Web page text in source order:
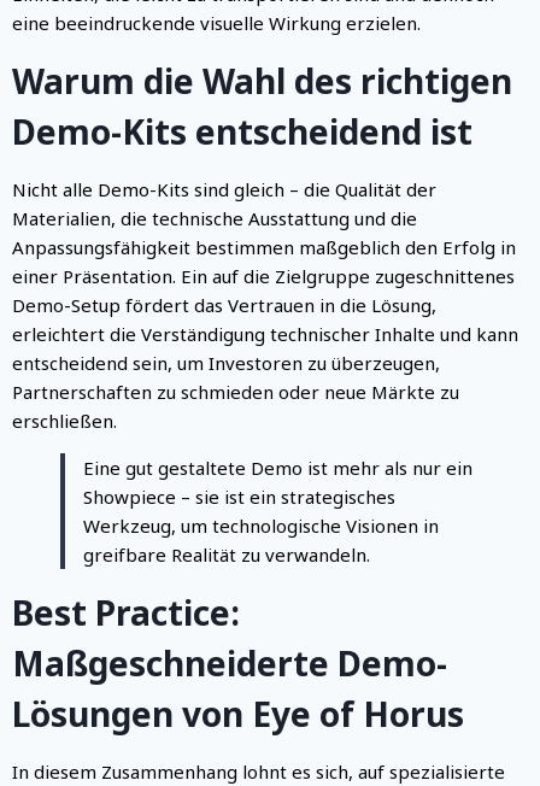
eine beeindruckende visuelle Wirkung erzielen.
Warum die Wahl des richtigen
Demo-Kits entscheidend ist
Nicht alle Demo-Kits sind gleich – die Qualität der
Materialien, die technische Ausstattung und die
Anpassungsfähigkeit bestimmen maßgeblich den Erfolg in
einer Präsentation. Ein auf die Zielgruppe zugeschnittenes
Demo-Setup fördert das Vertrauen in die Lösung,
erleichtert die Verständigung technischer Inhalte und kann
entscheidend sein, um Investoren zu überzeugen,
Partnerschaften zu schmieden oder neue Märkte zu
erschließen.
Eine gut gestaltete Demo ist mehr als nur ein
Showpiece – sie ist ein strategisches
Werkzeug, um technologische Visionen in
greifbare Realität zu verwandeln.
Best Practice:
Maßgeschneiderte Demo-
Lösungen von Eye of Horus
In diesem Zusammenhang lohnt es sich, auf spezialisierte